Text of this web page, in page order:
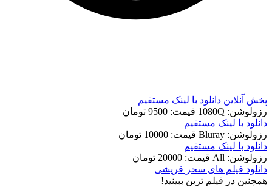
پخش آنلاین دانلود با لينک مستقيم
رزولوشن: 1080Q
قيمت: 9500 تومان
دانلود با لينک مستقيم
رزولوشن: Bluray
قيمت: 10000 تومان
دانلود با لينک مستقيم
رزولوشن: All
قيمت: 20000 تومان
دانلود فیلم های سحر قریشی
همچنين در فيلم ترين ببينيد!